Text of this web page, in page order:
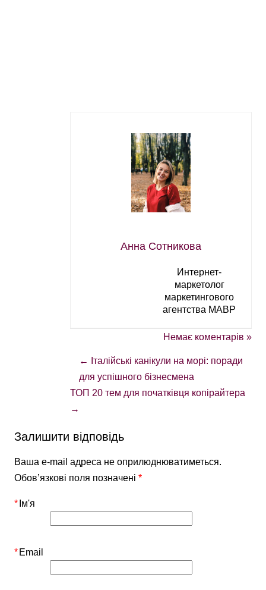
Анна Сотникова
Интернет-
маркетолог
маркетингового
агентства МАВР
Немає коментарів »
←
Італійські канікули на морі: поради
для успішного бізнесмена
ТОП 20 тем для початківця копірайтера
→
Залишити відповідь
Ваша e-mail адреса не оприлюднюватиметься.
Обов’язкові поля позначені*
Ім'я
*
Email
*